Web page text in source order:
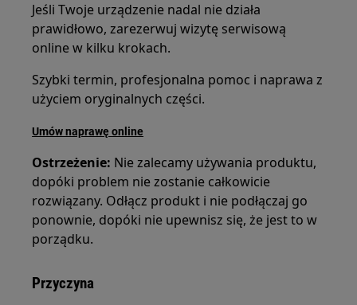
Jeśli Twoje urządzenie nadal nie działa
prawidłowo, zarezerwuj wizytę serwisową
online w kilku krokach.
Szybki termin, profesjonalna pomoc i naprawa z
użyciem oryginalnych części.
Umów naprawę online
Ostrzeżenie: Nie zalecamy używania produktu,
dopóki problem nie zostanie całkowicie
rozwiązany. Odłącz produkt i nie podłączaj go
ponownie, dopóki nie upewnisz się, że jest to w
porządku.
Przyczyna